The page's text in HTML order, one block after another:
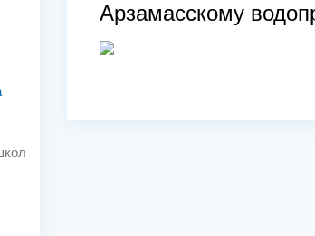
Арзамасскому